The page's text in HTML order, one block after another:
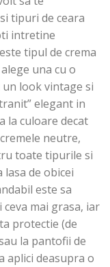
tipuri de ceara
intretine
tipul de crema
una cu o
un look vintage si
elegant in
la culoare decat
neutre,
toate tipurile si
de obicei
este sa
mai grasa, iar
protectie (de
la pantofii de
aplici deasupra o